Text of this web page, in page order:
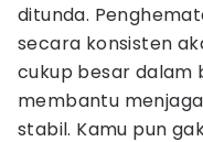
ditunda.
secara konsisten
cukup besar dalam
membantu
stabil. Kamu pun